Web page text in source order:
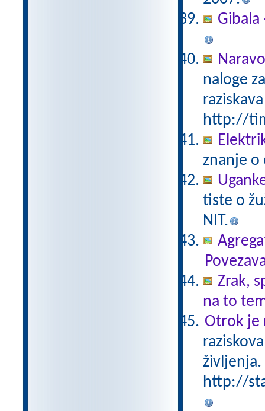
Gibala
naloge
http://
znanje o
tiste o
NIT.
Zrak,
na to
Otrok je
življenja.
http://